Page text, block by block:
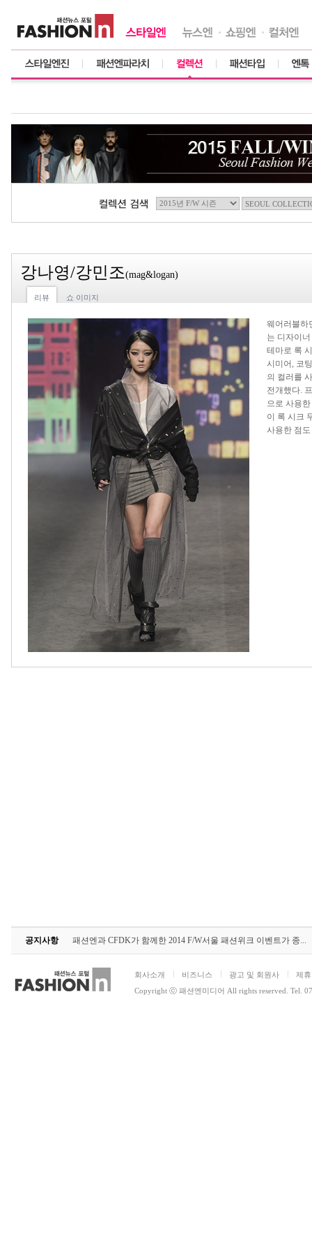
강나영/강민조(mag&logan)
리뷰 쇼 이미지
웨어러블하
는 디자이
테마로 록
시미어, 코
의 컬러를
전개했다.
으로 사용
이 록 시크
사용한 점
공지사항 패션엔과 CFDK가 함께한 2014 F/W서울 패션위크 이벤트가 종...
회사소개 비즈니스 광고 및 회원사
제
Copyright ⓒ 패션엔미디어 All rights reserved. Tel.